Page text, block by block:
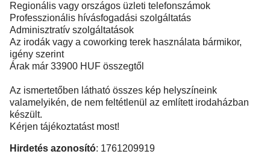
Regionális vagy országos üzleti telefonszámok
Professzionális hívásfogadási szolgáltatás
Adminisztratív szolgáltatások
Az irodák vagy a coworking terek használata bármikor,
igény szerint
Árak már 33900 HUF összegtől
Az ismertetőben látható összes kép helyszíneink
valamelyikén, de nem feltétlenül az említett irodaházban
készült.
Kérjen tájékoztatást most!
Hirdetés azonosító: 1761209919